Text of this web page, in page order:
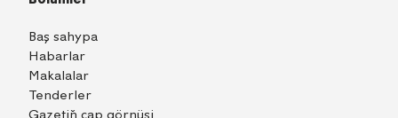
Baş sahypa
Habarlar
Makalalar
Tenderler
Gazetiň çap görnüşi